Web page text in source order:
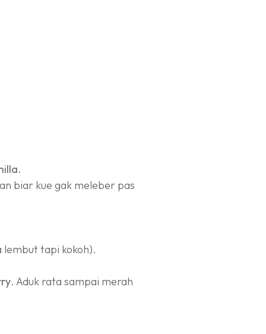
.
biar kue gak meleber pas
lembut tapi kokoh).
. Aduk rata sampai merah